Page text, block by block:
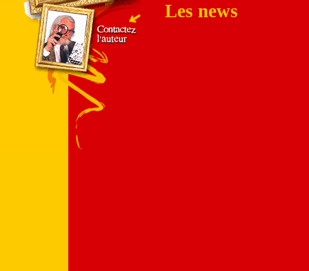
Les news